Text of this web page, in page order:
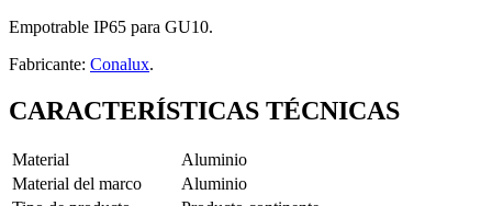
Empotrable IP65 para GU10.
Fabricante: Conalux.
CARACTERÍSTICAS TÉCNICAS
Material
Aluminio
Material del marco
Aluminio